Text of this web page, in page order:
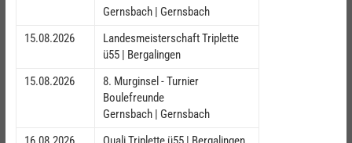
Gernsbach | Gernsbach
15.08.2026
Landesmeisterschaft Triplette
ü55 | Bergalingen
15.08.2026
8. Murginsel - Turnier
Boulefreunde
Gernsbach | Gernsbach